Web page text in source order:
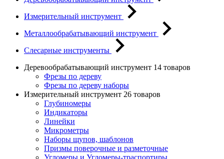
Измерительный инструмент
Металлообрабатывающий инструмент
Слесарные инструменты
Деревообрабатывающий инструмент 14 товаров
Фрезы по дереву
Фрезы по дереву наборы
Измерительный инструмент 26 товаров
Глубиномеры
Индикаторы
Линейки
Микрометры
Наборы щупов, шаблонов
Призмы поверочные и разметочные
Угломеры и Угломеры-траспортиры